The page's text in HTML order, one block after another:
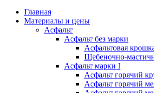
Главная
Материалы и цены
Асфальт
Асфальт без марки
Асфальтовая
Щебеночно-
Асфальт марки I
Асфальт горячий
Асфальт горячий